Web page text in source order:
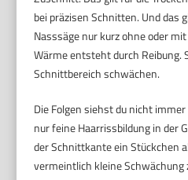
bei präzisen Schnitten. Und das
Nasssäge nur kurz ohne oder
Wärme entsteht durch Reibung.
Schnittbereich schwächen.
Die Folgen siehst du nicht
nur feine Haarrissbildung in der
der Schnittkante ein Stückchen
vermeintlich kleine